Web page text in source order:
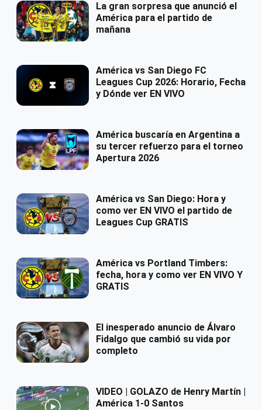
La gran sorpresa que anunció el
América para el partido de
mañana
América vs San Diego FC
Leagues Cup 2026: Horario, Fecha
y Dónde ver EN VIVO
América buscaría en Argentina a
su tercer refuerzo para el torneo
Apertura 2026
América vs San Diego: Hora y
como ver EN VIVO el partido de
Leagues Cup GRATIS
América vs Portland Timbers:
fecha, hora y como ver EN VIVO Y
GRATIS
El inesperado anuncio de Álvaro
Fidalgo que cambió su vida por
completo
VIDEO | GOLAZO de Henry Martín |
América 1-0 Santos